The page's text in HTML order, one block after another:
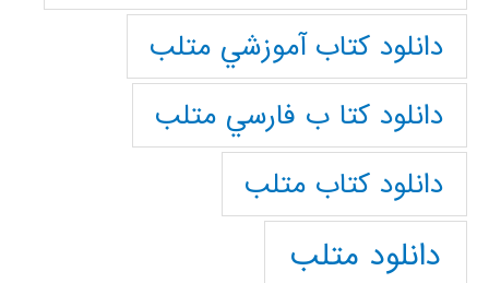
دانلود كتاب آموزشي متلب
دانلود كتا ب فارسي متلب
دانلود كتاب متلب
دانلود متلب